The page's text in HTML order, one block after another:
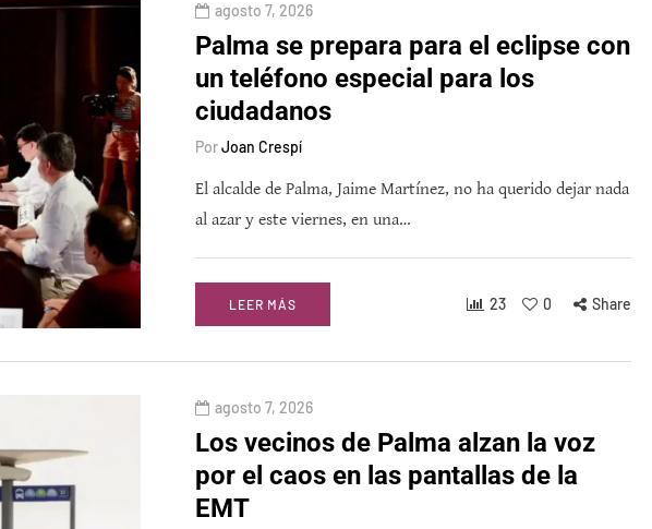
agosto 7, 2026
Palma se prepara para el eclipse con
un teléfono especial para los
ciudadanos
PorJoan Crespí
El alcalde de Palma, Jaime Martínez, no ha querido dejar nada
al azar y este viernes, en una…
LEER MÁS 23 0 Share
agosto 7, 2026
Los vecinos de Palma alzan la voz
por el caos en las pantallas de la
EMT